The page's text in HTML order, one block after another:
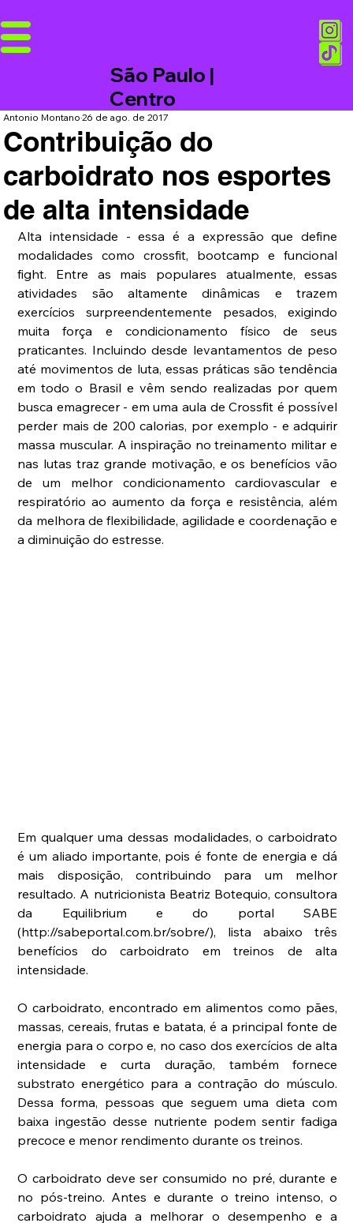
São Paulo |
Centro
Contribuição do
carboidrato nos esportes
de alta intensidade
Antonio Montano26 de ago. de 2017
Alta intensidade - essa é a expressão que define
modalidades como crossfit, bootcamp e funcional
fight. Entre as mais populares atualmente, essas
atividades são altamente dinâmicas e trazem
exercícios surpreendentemente pesados, exigindo
muita força e condicionamento físico de seus
praticantes. Incluindo desde levantamentos de peso
até movimentos de luta, essas práticas são tendência
em todo o Brasil e vêm sendo realizadas por quem
busca emagrecer - em uma aula de Crossfit é possível
perder mais de 200 calorias, por exemplo - e adquirir
massa muscular. A inspiração no treinamento militar e
nas lutas traz grande motivação, e os benefícios vão
de um melhor condicionamento cardiovascular e
respiratório ao aumento da força e resistência, além
da melhora de flexibilidade, agilidade e coordenação e
a diminuição do estresse.
Em qualquer uma dessas modalidades, o carboidrato
é um aliado importante, pois é fonte de energia e dá
mais disposição, contribuindo para um melhor
resultado. A nutricionista Beatriz Botequio, consultora
da Equilibrium e do portal SABE
(http://sabeportal.com.br/sobre/), lista abaixo três
benefícios do carboidrato em treinos de alta
intensidade.
O carboidrato, encontrado em alimentos como pães,
massas, cereais, frutas e batata, é a principal fonte de
energia para o corpo e, no caso dos exercícios de alta
intensidade e curta duração, também fornece
substrato energético para a contração do músculo.
Dessa forma, pessoas que seguem uma dieta com
baixa ingestão desse nutriente podem sentir fadiga
precoce e menor rendimento durante os treinos.
O carboidrato deve ser consumido no pré, durante e
no pós-treino. Antes e durante o treino intenso, o
carboidrato ajuda a melhorar o desempenho e a